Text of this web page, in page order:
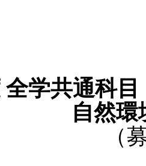
全学共通科
自然
（